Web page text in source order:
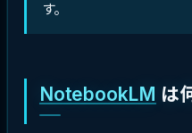
す。
NotebookLM は